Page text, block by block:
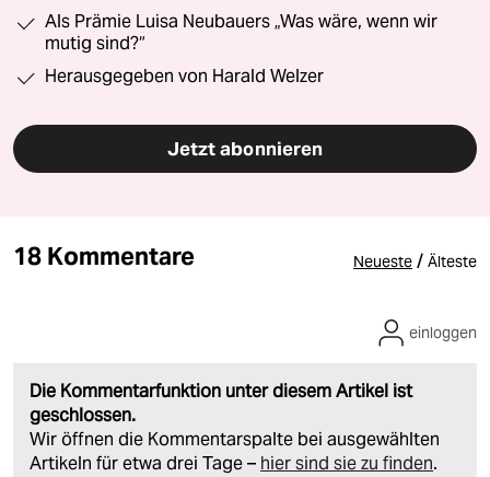
Als Prämie Luisa Neubauers „Was wäre, wenn wir
mutig sind?“
Herausgegeben von Harald Welzer
Jetzt abonnieren
18 Kommentare Neueste / Älteste
Die Kommentarfunktion unter diesem Artikel ist
geschlossen.
Wir öffnen die Kommentarspalte bei ausgewählten
Artikeln für etwa drei Tage – hier sind sie zu finden.
einloggen